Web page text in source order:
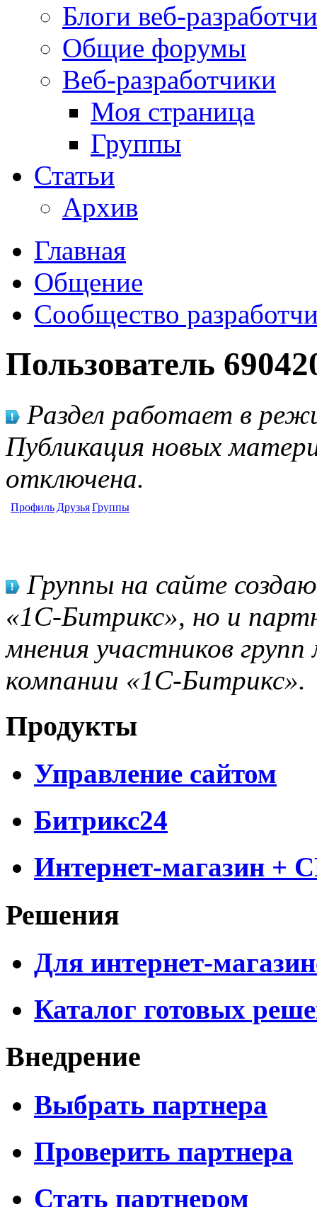
Блоги веб-
Общие форумы
Веб-разработчики
Моя страница
Группы
Статьи
Архив
Главная
Общение
Сообщество
Пользователь
Раздел работает в
Публикация новых
отключена.
Профиль ДрузьяГруппы
Группы на сайте
«1С-Битрикс», но и
мнения участников
компании «1С-Битрикс».
Продукты
Управление сайтом
Битрикс24
Интернет-магазин +
Решения
Для интернет-
Каталог готовых
Внедрение
Выбрать партнера
Проверить партнера
Стать партнером